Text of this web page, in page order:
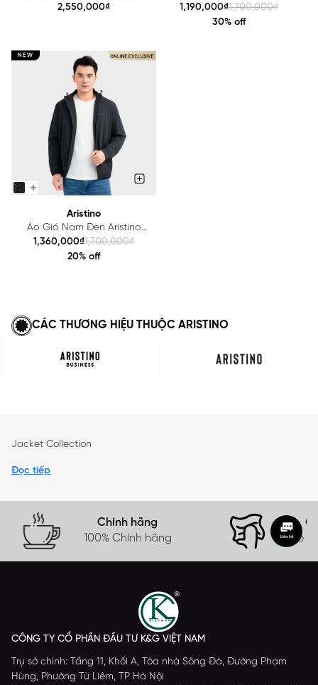
Nam Aristino Regular Fit
2,550,000₫
Lớp Nam Xanh Tím Than
Aristino Regular Fit
1,190,000₫1,700,000₫
30% off
NEW
Aristino
Áo Gió Nam Đen Aristino
Trượt Nước Thời Trang Tiện
Dụng AJK004EDP01
1,360,000₫1,700,000₫
20% off
CÁC THƯƠNG HIỆU THUỘC ARISTINO
Jacket Collection
Đọc tiếp
Chính hãng
100% Chính hãng
Free
CÔNG TY CỔ PHẦN ĐẦU TƯ K&G VIỆT NAM
Trụ sở chính: Tầng 11, Khối A, Tòa nhà Sông Đà, Đường Phạm
Hùng, Phường Từ Liêm, TP Hà Nội